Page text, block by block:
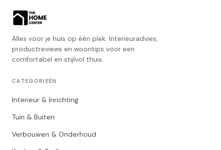
Alles voor je huis op één plek. Interieuradvies,
productreviews en woontips voor een
comfortabel en stijlvol thuis.
CATEGORIEËN
Interieur & Inrichting
Tuin & Buiten
Verbouwen & Onderhoud